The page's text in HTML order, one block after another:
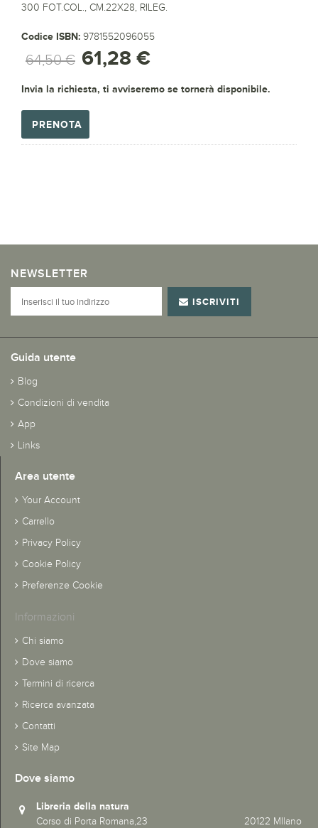
300 FOT.COL., CM.22X28, RILEG.
Codice ISBN: 9781552096055
64,50 € 61,28 €
Invia la richiesta, ti avviseremo se tornerà disponibile.
PRENOTA
NEWSLETTER
ISCRIVITI
Guida utente
Blog
Condizioni di vendita
App
Links
Area utente
Your Account
Carrello
Privacy Policy
Cookie Policy
Preferenze Cookie
Informazioni
Chi siamo
Dove siamo
Termini di ricerca
Ricerca avanzata
Contatti
Site Map
Dove siamo
Libreria della natura
Corso di Porta Romana,23 20122 MIlano